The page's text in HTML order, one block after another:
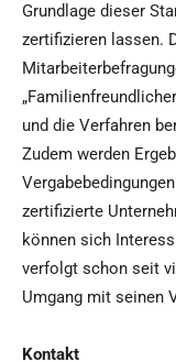
Grundlage dieser
zertifizieren lassen.
und die Verfahren
Zudem werden
zertifizierte
können sich
verfolgt schon seit
Umgang mit seinen
Kontakt